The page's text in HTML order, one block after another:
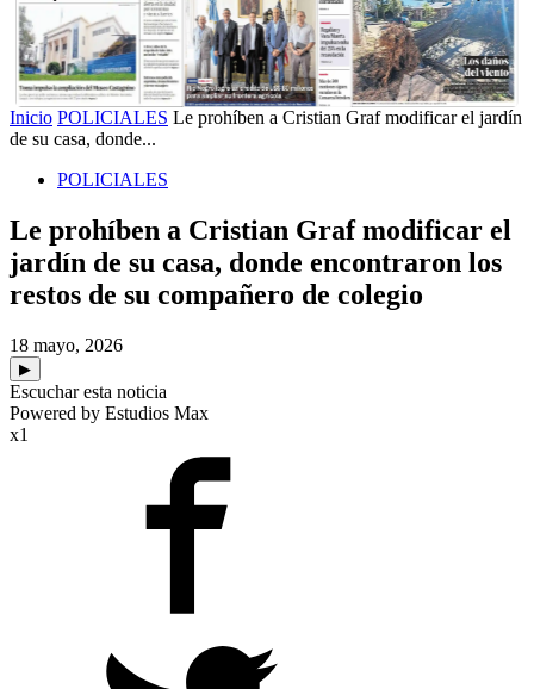
Inicio POLICIALES Le prohíben a Cristian Graf modificar el jardín
de su casa, donde...
POLICIALES
Le prohíben a Cristian Graf modificar el
jardín de su casa, donde encontraron los
restos de su compañero de colegio
18 mayo, 2026
▶
Escuchar esta noticia
Powered by Estudios Max
x1